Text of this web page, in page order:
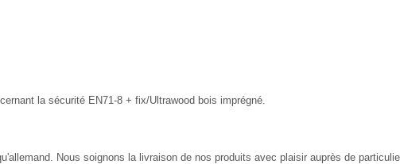
la sécurité EN71-8 + fix/Ultrawood bois imprégné.
Nous soignons la livraison de nos produits avec plaisir auprès de